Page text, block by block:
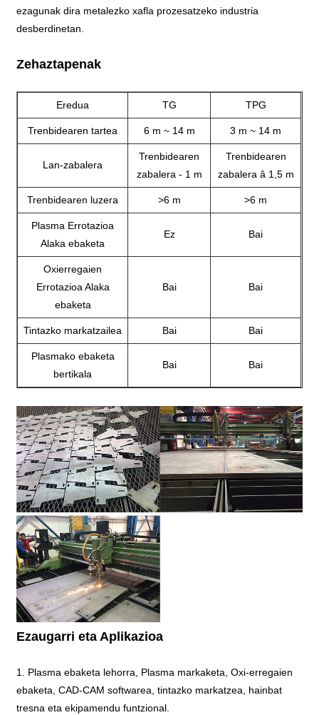
ezagunak dira metalezko xafla prozesatzeko industria
desberdinetan.
Zehaztapenak
Eredua TG TPG
Trenbidearen tartea 6 m ~ 14 m 3 m ~ 14 m
Lan-zabalera
Trenbidearen
zabalera - 1 m
Trenbidearen
zabalera â 1,5 m
Trenbidearen luzera >6 m >6 m
Plasma Errotazioa
Alaka ebaketa
Ez Bai
Oxierregaien
Errotazioa Alaka
ebaketa
Bai Bai
Tintazko markatzailea Bai Bai
Plasmako ebaketa
bertikala
Bai Bai
Ezaugarri eta Aplikazioa
1. Plasma ebaketa lehorra, Plasma markaketa, Oxi-erregaien
ebaketa, CAD-CAM softwarea, tintazko markatzea, hainbat
tresna eta ekipamendu funtzional.